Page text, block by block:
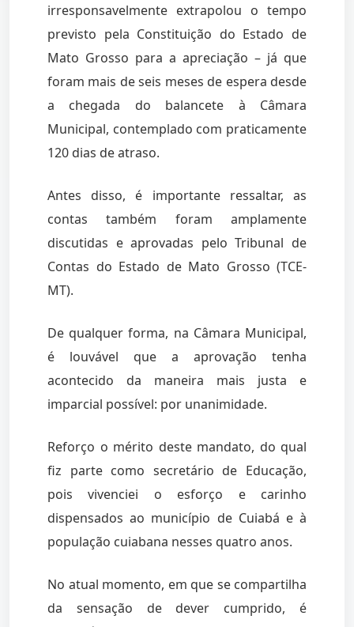
irresponsavelmente extrapolou o tempo
previsto pela Constituição do Estado de
Mato Grosso para a apreciação – já que
foram mais de seis meses de espera desde
a chegada do balancete à Câmara
Municipal, contemplado com praticamente
120 dias de atraso.
Antes disso, é importante ressaltar, as
contas também foram amplamente
discutidas e aprovadas pelo Tribunal de
Contas do Estado de Mato Grosso (TCE-
MT).
De qualquer forma, na Câmara Municipal,
é louvável que a aprovação tenha
acontecido da maneira mais justa e
imparcial possível: por unanimidade.
Reforço o mérito deste mandato, do qual
fiz parte como secretário de Educação,
pois vivenciei o esforço e carinho
dispensados ao município de Cuiabá e à
população cuiabana nesses quatro anos.
No atual momento, em que se compartilha
da sensação de dever cumprido, é